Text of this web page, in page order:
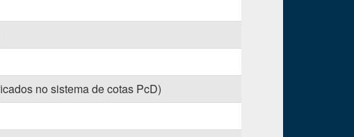
no sistema de cotas PcD)